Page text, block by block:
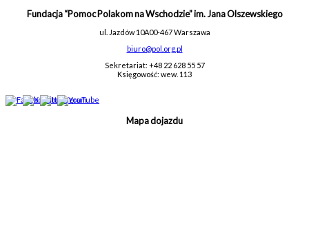
Fundacja “Pomoc Polakom na Wschodzie” im. Jana Olszewskiego
ul. Jazdów 10A00-467 Warszawa
biuro@pol.org.pl
Sekretariat: +48 22 628 55 57
Księgowość: wew. 113
Mapa dojazdu